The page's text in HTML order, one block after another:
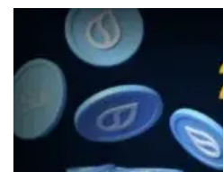
tập thể do Burwick Law đại